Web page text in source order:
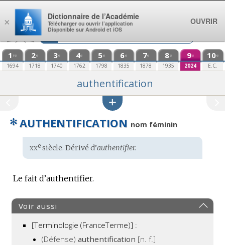
Aller au contenu
1 re
1694
2e
1718
3e
1740
4e
1762
5e
1798
6e
1835
7e
1878
8e
1935
9e
2024
10e
E.C.
authentification
✻ AUTHENTIFICATION nom féminin
Étymologie
:
xxesiècle. Dérivé d’authentifier.
Le fait d’authentifier.
Voir aussi
[Terminologie (FranceTerme)] :
(Défense)authentification [n. f.]
×
Dictionnaire de l’Académie
Télécharger ou ouvrir l’application
Disponible sur Android et iOS
OUVRIR